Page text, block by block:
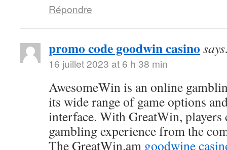
Répondre
promo code goodwin casino
16 juillet 2023 at 6 h 38 min
AwesomeWin is an online
its wide range of game options
interface. With GreatWin, players
gambling experience from the
The GreatWin.am goodwine